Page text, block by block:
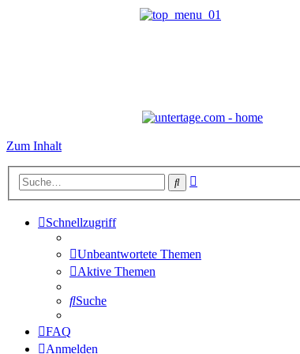
Zum Inhalt
Suche
Schnellzugriff
Unbeantwortete Themen
Aktive Themen
Suche
FAQ
Anmelden